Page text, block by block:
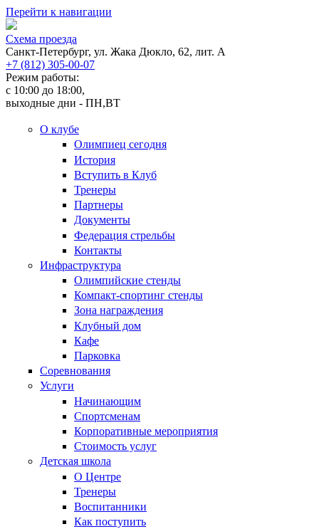
Перейти к навигации
Cхема проезда
Санкт-Петербург, ул. Жака Дюкло, 62, лит. А
+7 (812) 305-00-07
Режим работы:
c 10:00 до 18:00,
выходные дни - ПН,ВТ
О клубе
Олимпиец сегодня
История
Вступить в Клуб
Тренеры
Партнеры
Документы
Федерация стрельбы
Контакты
Инфраструктура
Олимпийские стенды
Компакт-спортинг стенды
Зона награждения
Клубный дом
Кафе
Парковка
Соревнования
Услуги
Начинающим
Спортсменам
Корпоративные мероприятия
Стоимость услуг
Детская школа
О Центре
Тренеры
Воспитанники
Как поступить